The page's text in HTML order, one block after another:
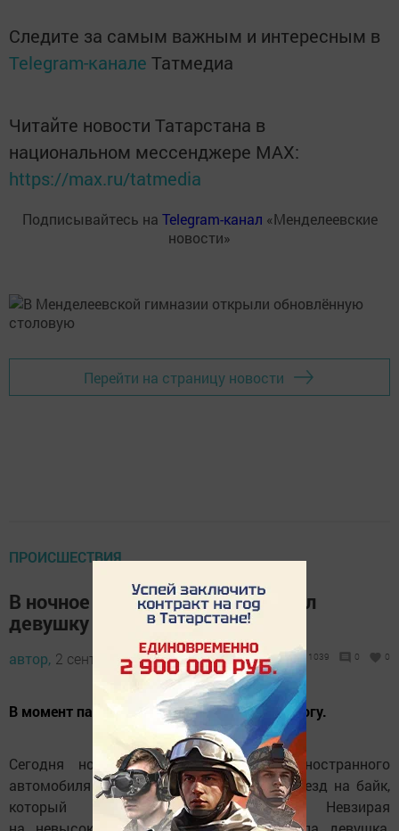
Следите за самым важным и интересным в
Telegram-канале Татмедиа
Читайте новости Татарстана в
национальном мессенджере MАХ:
https://max.ru/tatmedia
Подписывайтесь на Telegram-канал «Менделеевские
новости»
Перейти на страницу новости
ПРОИСШЕСТВИЯ
В ночное время автомобиль сбил
девушку на мотоцикле
автор, 2 сентября 2022 - 09:19 1039 0 0
В момент падения мотоцикл придавил ей ногу.
Сегодня ночью в Казани водитель иностранного
автомобиля марки «hyundai» совершил наезд на байк,
который стоял позади машины. Невзирая